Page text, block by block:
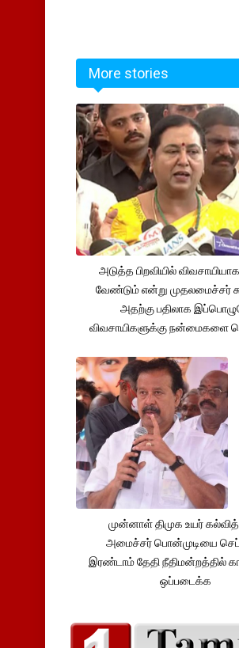
More stories
அடுத்த பிறவியில்
வேண்டும் என்று முதலமைச்சர்
அதற்கு பதிலாக
விவசாயிகளுக்கு நன்மைகளை
முன்னாள் திமுக உயர்
அமைச்சர் பொன்முடியை
இரண்டாம் தேதி நீதிமன்றத்தில்
ஒப்படைக்க